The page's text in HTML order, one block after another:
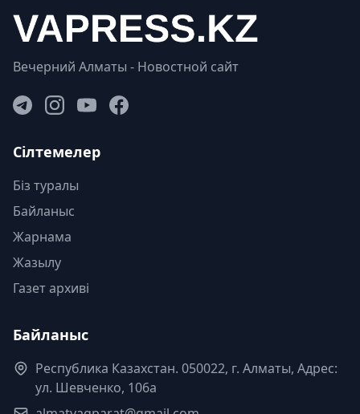
Вечерний Алматы - Новостной сайт
Сілтемелер
Біз туралы
Байланыс
Жарнама
Жазылу
Газет архиві
Байланыс
Республика Казахстан. 050022, г. Алматы, Адрес:
ул. Шевченко, 106а